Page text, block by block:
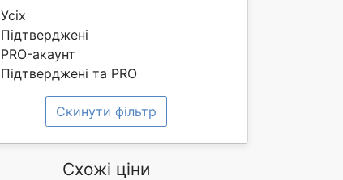
Усіх
Підтверджені
PRO-акаунт
Підтверджені та PRO
Скинути фільтр
Схожі ціни